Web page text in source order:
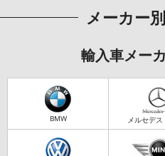
メーカー
輸入車メー
BMW メルセデス